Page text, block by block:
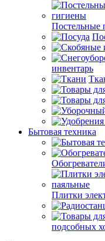
Постельные
инвентарь
Бытовая техника
Плитки
подсобных